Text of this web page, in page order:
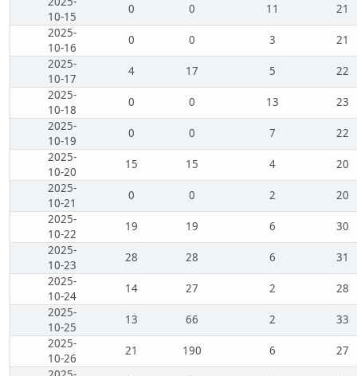
10-15
0 0 11
21
2025-
10-16
0 0 3
21
2025-
10-17
4 17 5
22
2025-
10-18
0 0 13
23
2025-
10-19
0 0 7
22
2025-
10-20
15 15 4
20
2025-
10-21
0 0 2
20
2025-
10-22
19 19 6
30
2025-
10-23
28 28 6
31
2025-
10-24
14 27 2
28
2025-
10-25
13 66 2
33
2025-
10-26
21 190 6
27